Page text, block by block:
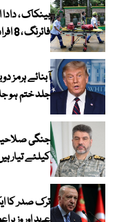
بینکاک ،
فائرنگ ، 8 افراد ہلاک ، 14 زخمی
آبنائے ہرمز
جلد ختم ہو
جنگی
کیلئے تیار
ترک صدر کا